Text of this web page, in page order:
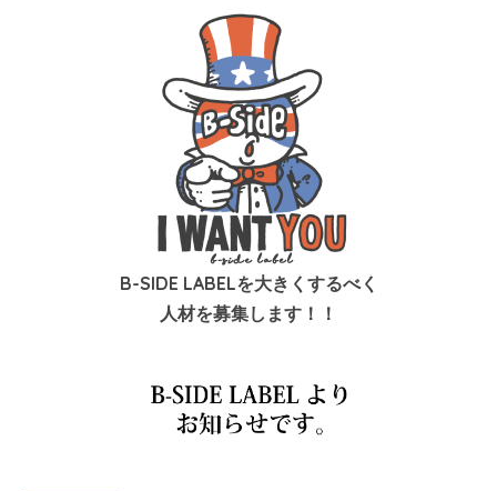
B-SIDE LABELを大きくするべく
人材を募集します！！